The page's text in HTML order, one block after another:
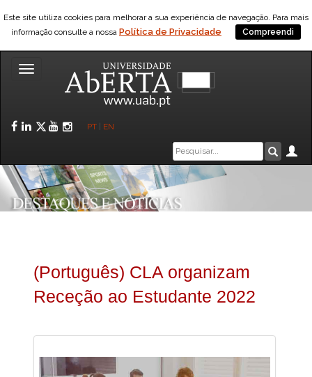
Este site utiliza cookies para melhorar a sua experiência de navegação. Para mais
informação consulte a nossa Política de Privacidade Compreendi
Toggle
Facebook
LinkedIn
Twitter
YouTube
Instagram
PT EN
Caixa
de
pesquisa
(Português) CLA organizam
Receção ao Estudante 2022